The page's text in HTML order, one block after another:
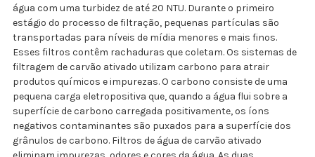
água com uma turbidez de até 20 NTU. Durante o primeiro
estágio do processo de filtração, pequenas partículas são
transportadas para níveis de mídia menores e mais finos.
Esses filtros contêm rachaduras que coletam. Os sistemas de
filtragem de carvão ativado utilizam carbono para atrair
produtos químicos e impurezas. O carbono consiste de uma
pequena carga eletropositiva que, quando a água flui sobre a
superfície de carbono carregada positivamente, os íons
negativos contaminantes são puxados para a superfície dos
grânulos de carbono. Filtros de água de carvão ativado